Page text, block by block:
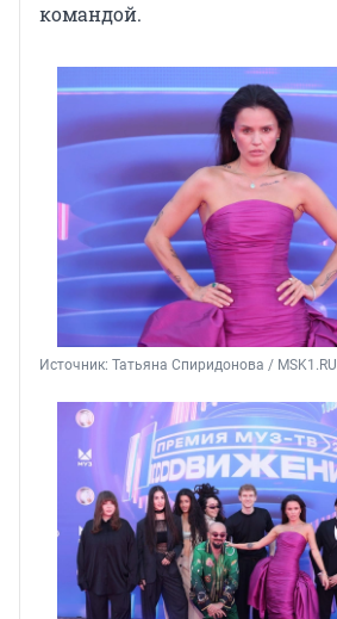
командой.
Источник: Татьяна Спиридонова / MSK1.RU